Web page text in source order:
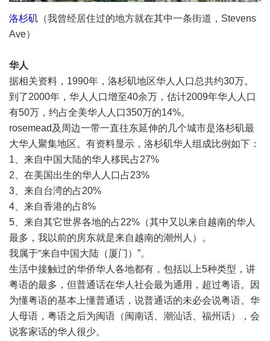
洛杉矶 （我曾经居住过的地方就在其中一条街道，Stevens
Ave）
华人
据相关资料，1990年，洛杉矶地区华人人口总共约30万。
到了2000年，华人人口增至40余万，估计2009年华人人口
有50万，约占全美华人人口350万的14%。
rosemead及周边一带一直往东延伸的几个城市是洛杉矶最
大华人聚集地区。有资料显示，洛杉矶华人组成比例如下：
1、来自中国大陆的华人移民占27%
2、在美国出生的华人人口占23%
3、来自台湾的占20%
4、来自香港的占8%
5、来自其它世界各地的占22%（其中又以来自越南的华人
最多，我以前的房东就是来自越南的潮州人）。
我属于“来自中国大陆（厦门）”。
生活中接触过的华侨华人各地都有，包括以上5种类型，讲
粤语的最多，但普通话在华人社会最为通用，超过粤语。因
为懂粤语的基本上懂普通话，说普通话的未必会说粤语。华
人母语，粤语之后为闽语（闽南话、潮汕话、福州话），会
说客家话的华人很少。